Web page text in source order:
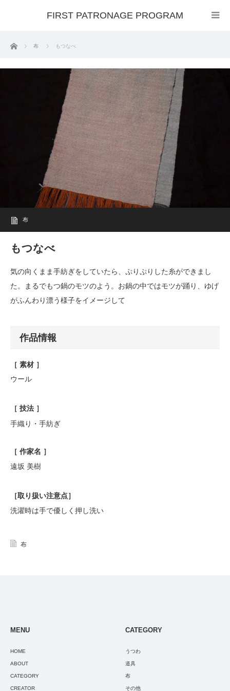
FIRST PATRONAGE PROGRAM
ホーム 布 もつなべ
布
もつなべ
気の向くまま手紡ぎをしていたら、ぷりぷりした糸ができまし
た。まるでもつ鍋のモツのよう。お鍋の中ではモツが踊り、ゆげ
がふんわり漂う様子をイメージして
作品情報
［ 素材 ］
ウール
［ 技法 ］
手織り・手紡ぎ
［ 作家名 ］
遠坂 美樹
［取り扱い注意点］
洗濯時は手で優しく押し洗い
布
MENU
HOME
ABOUT
CATEGORY
CREATOR
CATEGORY
うつわ
道具
布
その他